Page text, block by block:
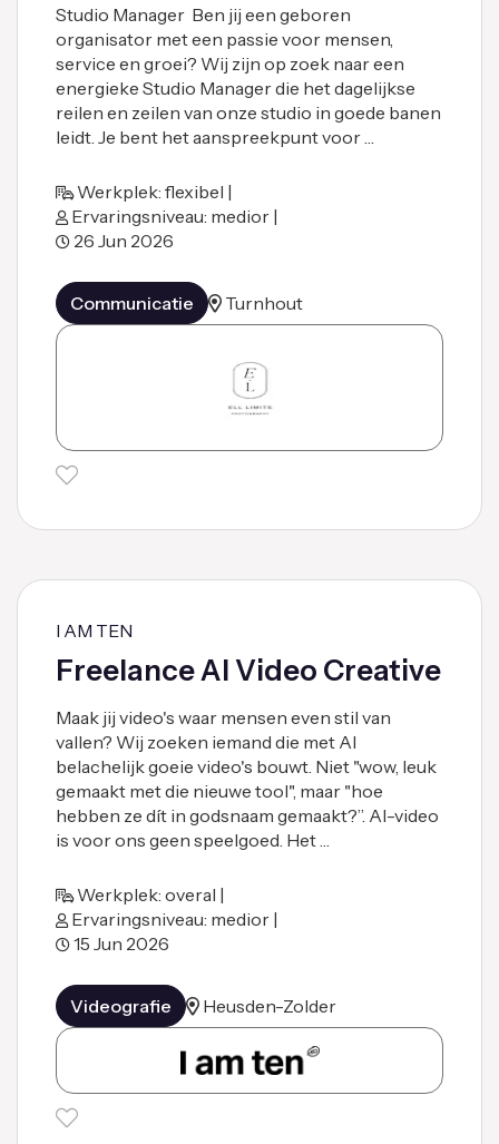
Studio Manager Ben jij een geboren
organisator met een passie voor mensen,
service en groei? Wij zijn op zoek naar een
energieke Studio Manager die het dagelijkse
reilen en zeilen van onze studio in goede banen
leidt. Je bent het aanspreekpunt voor …
Werkplek: flexibel |
Ervaringsniveau: medior |
26 Jun 2026
Communicatie Turnhout
I AM TEN
Freelance AI Video Creative
Maak jij video's waar mensen even stil van
vallen? Wij zoeken iemand die met AI
belachelijk goeie video's bouwt. Niet "wow, leuk
gemaakt met die nieuwe tool", maar "hoe
hebben ze dít in godsnaam gemaakt?”. AI-video
is voor ons geen speelgoed. Het …
Werkplek: overal |
Ervaringsniveau: medior |
15 Jun 2026
Videografie Heusden-Zolder